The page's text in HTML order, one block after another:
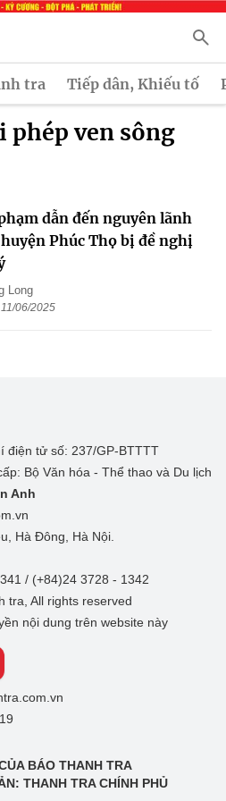
tra Tiếp dân, Khiếu tố
phép ven sông
dẫn đến nguyên lãnh
Phúc Thọ bị đề nghị
Long
06/2025
điện tử số: 237/GP-BTTTT
Bộ Văn hóa - Thể thao và Du lịch
Anh
Hà Đông, Hà Nội.
/ (+84)24 3728 - 1342
tra, All rights reserved
nội dung trên website này
BÁO THANH TRA
THANH TRA CHÍNH PHỦ